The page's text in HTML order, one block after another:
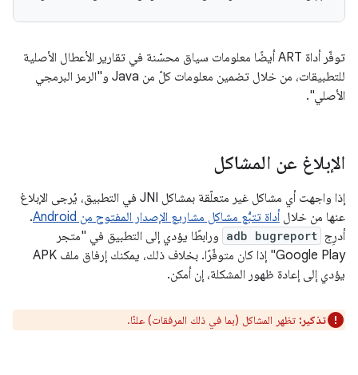
توفّر أداة ART أيضًا معلومات سياق محسّنة في تقارير الأعطال الأصلية
للتطبيقات، من خلال تضمين معلومات كلّ من Java و"الرمز البرمجي
الأصلي".
الإبلاغ عن المشاكل
إذا واجهت أي مشاكل غير متعلّقة بمشاكل JNI في التطبيق، يُرجى الإبلاغ
عنها من خلال أداة تتبُّع مشاكل مشاريع الإصدار المفتوح من Android
.
أدرِج adb bugreport ورابطًا يؤدي إلى التطبيق في "متجر
Google Play" إذا كان متوفّرًا. بخلاف ذلك، يمكنك إرفاق ملف APK
يؤدي إلى إعادة ظهور المشكلة، إن أمكن.
تذكير: تظهر المشاكل (بما في ذلك المرفقات) علنًا.